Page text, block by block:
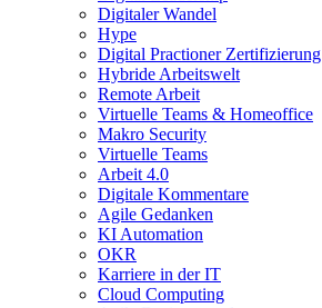
Digitaler Wandel
Hype
Digital Practioner Zertifizierung
Hybride Arbeitswelt
Remote Arbeit
Virtuelle Teams & Homeoffice
Makro Security
Virtuelle Teams
Arbeit 4.0
Digitale Kommentare
Agile Gedanken
KI Automation
OKR
Karriere in der IT
Cloud Computing